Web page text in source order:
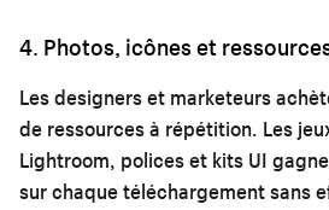
4. Photos, icônes et
Les designers et marketeurs
de ressources à répétition. Les
Lightroom, polices et kits UI
sur chaque téléchargement sans